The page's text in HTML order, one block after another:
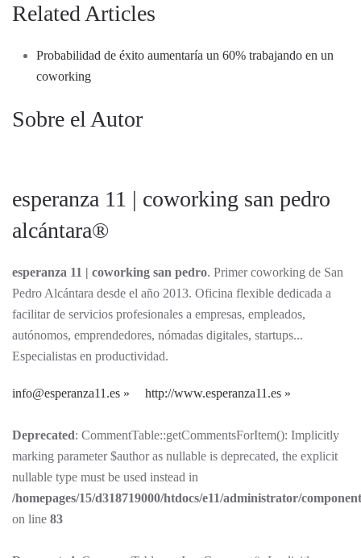
Related Articles
Probabilidad de éxito aumentaría un 60% trabajando en un
coworking
Sobre el Autor
esperanza 11 | coworking san pedro
alcántara®
esperanza 11 | coworking san pedro. Primer coworking de San
Pedro Alcántara desde el año 2013. Oficina flexible dedicada a
facilitar de servicios profesionales a empresas, empleados,
autónomos, emprendedores, nómadas digitales, startups...
Especialistas en productividad.
info@esperanza11.es http://www.esperanza11.es
Deprecated: CommentTable::getCommentsForItem(): Implicitly
marking parameter $author as nullable is deprecated, the explicit
nullable type must be used instead in
/homepages/15/d318719000/htdocs/e11/administrator/
on line 83